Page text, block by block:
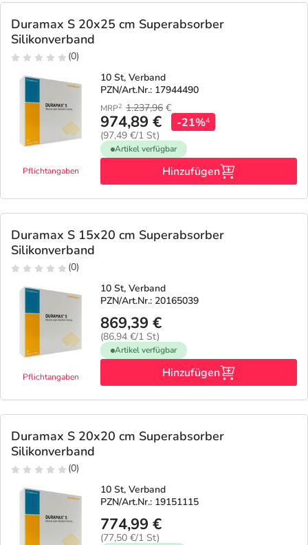
Tierapotheke
Vitamine & Mineralstoffe
Salus Deals
Duramax S 20x25 cm Superabsorber
Silikonverband
(0)
Pflichtangaben
10 St, Verband
PZN/Art.Nr.: 17944490
MRP2 1.237,96 €
974,89 €
(97,49 €/1 St)
-21%4
Artikel verfügbar
Hinzufügen
Duramax S 15x20 cm Superabsorber
Silikonverband
(0)
Pflichtangaben
10 St, Verband
PZN/Art.Nr.: 20165039
869,39 €
(86,94 €/1 St)
Artikel verfügbar
Hinzufügen
Duramax S 20x20 cm Superabsorber
Silikonverband
(0)
10 St, Verband
PZN/Art.Nr.: 19151115
774,99 €
(77,50 €/1 St)